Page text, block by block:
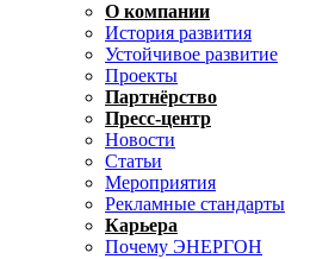
О компании
История развития
Устойчивое развитие
Проекты
Партнёрство
Пресс-центр
Новости
Статьи
Мероприятия
Рекламные стандарты
Карьера
Почему ЭНЕРГОН